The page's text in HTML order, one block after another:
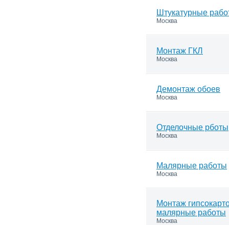
Штукатурные
Москва
Монтаж ГКЛ
Москва
Демонтаж обоев
Москва
Отделочные рботы
Москва
Малярные работы
Москва
Монтаж
малярные работы
Москва